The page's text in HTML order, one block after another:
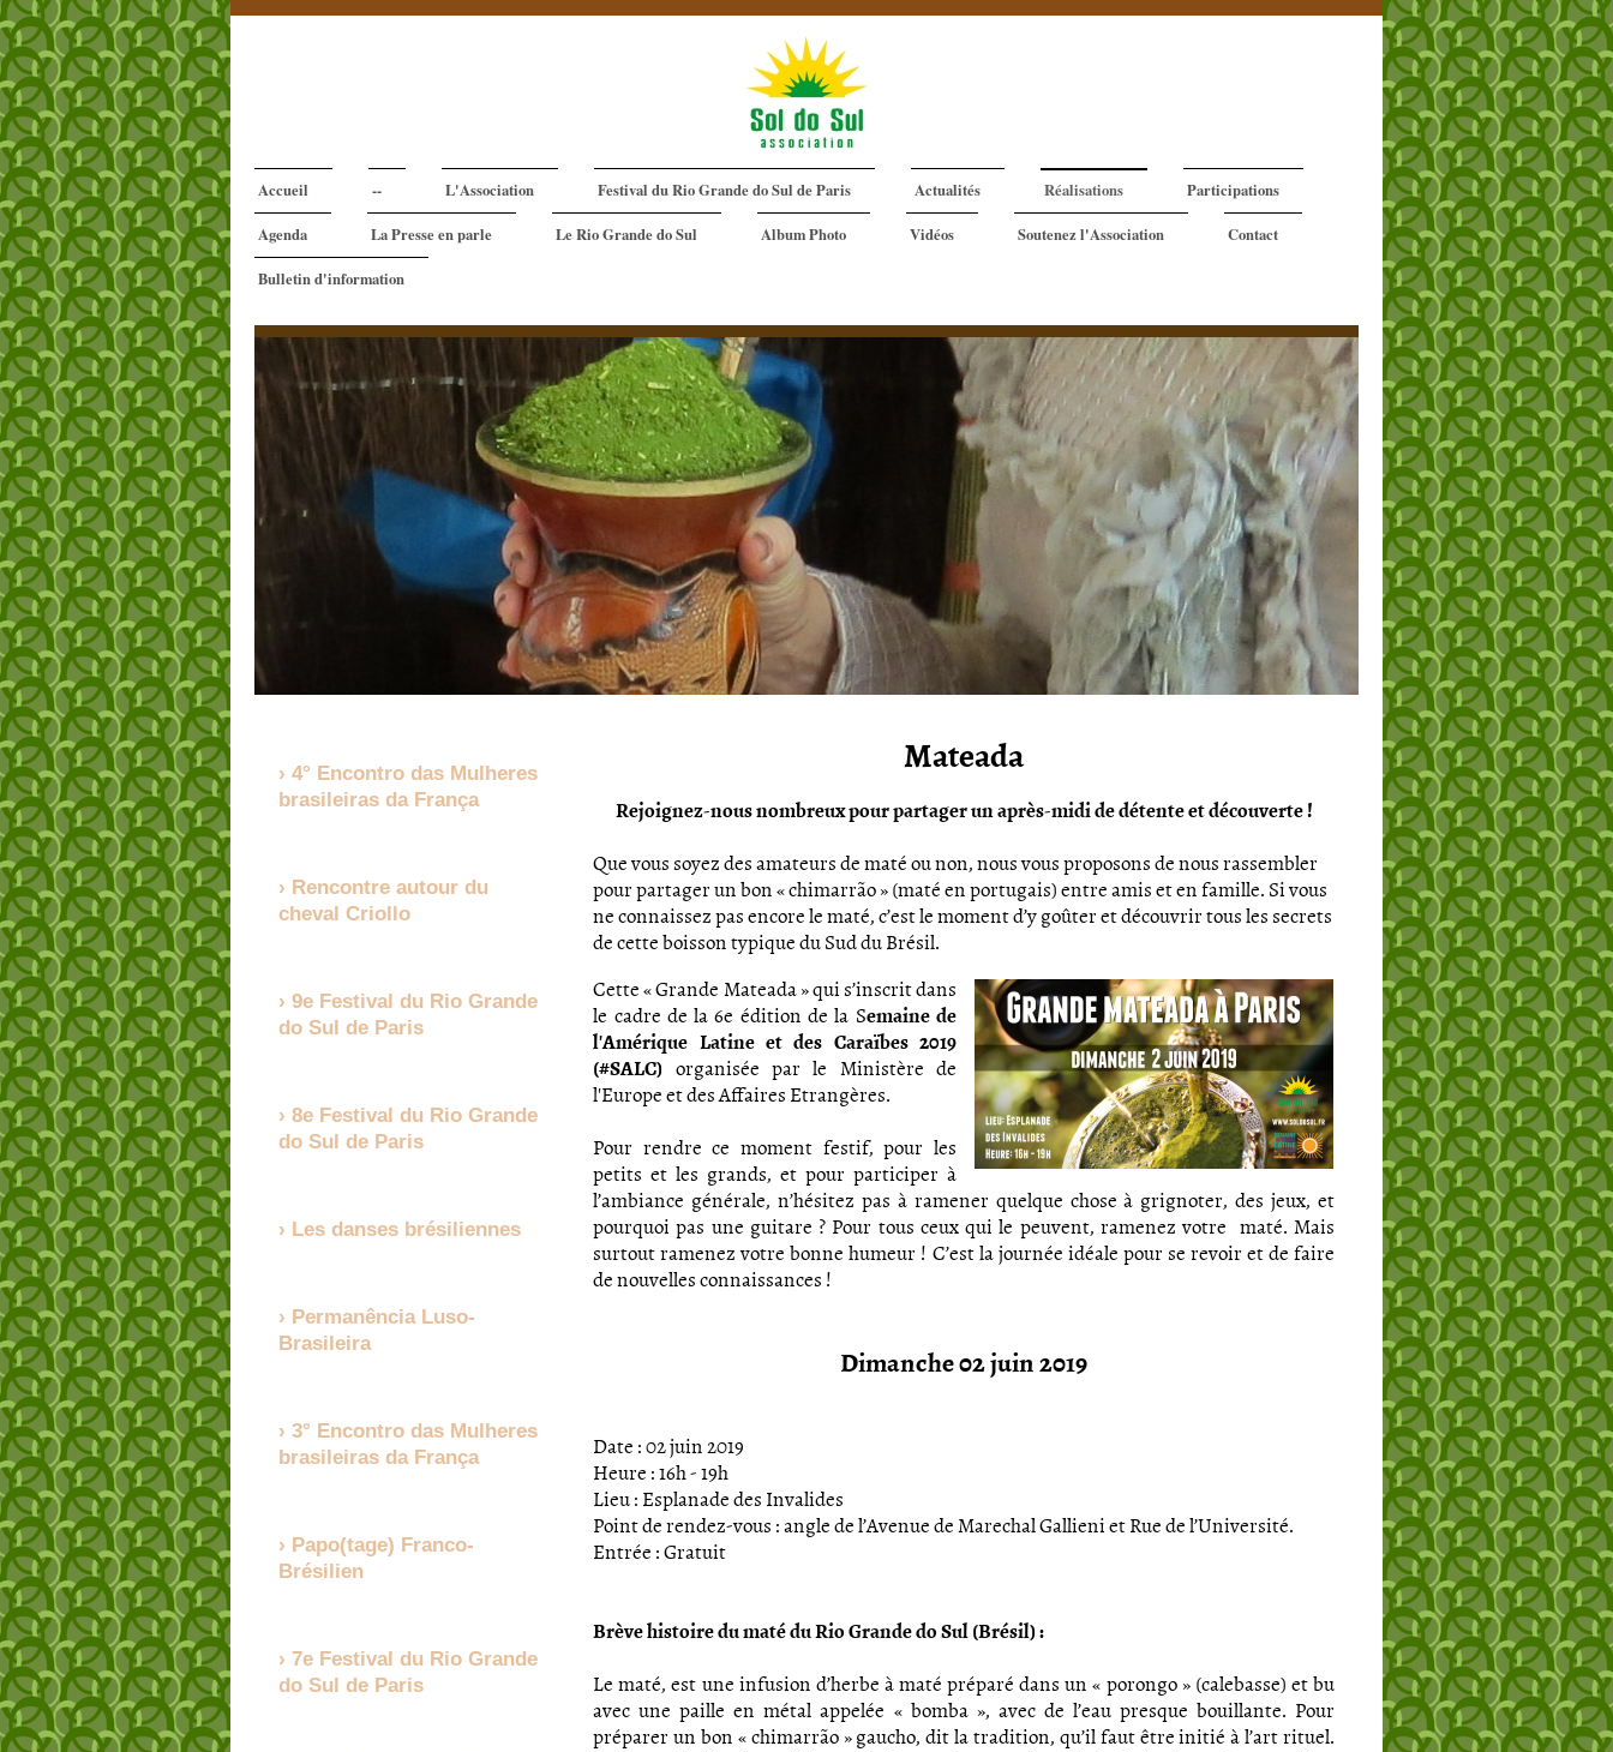
Accueil -- L'Association Festival du Rio Grande do Sul de Paris Actualités Réalisations Participations
Agenda La Presse en parle Le Rio Grande do Sul Album Photo Vidéos Soutenez l'Association Contact
Bulletin d'information
Mateada
Rejoignez-nous nombreux pour partager un après-midi de détente et découverte !
Que vous soyez des amateurs de maté ou non, nous vous proposons de nous rassembler
pour partager un bon « chimarrão » (maté en portugais) entre amis et en famille. Si vous
ne connaissez pas encore le maté, c’est le moment d’y goûter et découvrir tous les secrets
de cette boisson typique du Sud du Brésil.
Cette « Grande Mateada » qui s’inscrit dans
le cadre de la 6e édition de la Semaine de
l'Amérique Latine et des Caraïbes 2019
(#SALC) organisée par le Ministère de
l'Europe et des Affaires Etrangères.
Pour rendre ce moment festif, pour les
petits et les grands, et pour participer à
l’ambiance générale, n’hésitez pas à ramener quelque chose à grignoter, des jeux, et
pourquoi pas une guitare ? Pour tous ceux qui le peuvent, ramenez votre maté. Mais
surtout ramenez votre bonne humeur ! C’est la journée idéale pour se revoir et de faire
de nouvelles connaissances !
Dimanche 02 juin 2019
Date : 02 juin 2019
Heure : 16h - 19h
Lieu : Esplanade des Invalides
Point de rendez-vous : angle de l’Avenue de Marechal Gallieni et Rue de l’Université.
Entrée : Gratuit
Brève histoire du maté du Rio Grande do Sul (Brésil) :
Le maté, est une infusion d’herbe à maté préparé dans un « porongo » (calebasse) et bu
avec une paille en métal appelée « bomba », avec de l’eau presque bouillante. Pour
préparer un bon « chimarrão » gaucho, dit la tradition, qu’il faut être initié à l’art rituel.
4° Encontro das Mulheres
brasileiras da França
Rencontre autour du
cheval Criollo
9e Festival du Rio Grande
do Sul de Paris
8e Festival du Rio Grande
do Sul de Paris
Les danses brésiliennes
Permanência Luso-
Brasileira
3° Encontro das Mulheres
brasileiras da França
Papo(tage) Franco-
Brésilien
7e Festival du Rio Grande
do Sul de Paris